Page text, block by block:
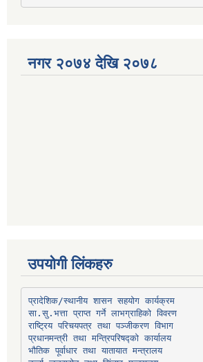
नगर २०७४ देखि २०७८
उपयोगी लिंकहरु
प्रादेशिक/स्थानीय शासन सहयोग कार्यक्रम
सा.सु.भत्ता प्राप्त गर्ने लाभग्राहिको विवरण
राष्ट्रिय परिचयपत्र तथा पञ्‍जीकरण विभाग
प्रधानमन्त्री तथा मन्त्रिपरिषद्को कार्यालय
भौतिक पूर्वाधार तथा यातायात मन्त्रालय